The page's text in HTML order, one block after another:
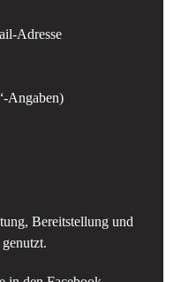
Adresse
Angaben)
Bereitstellung und